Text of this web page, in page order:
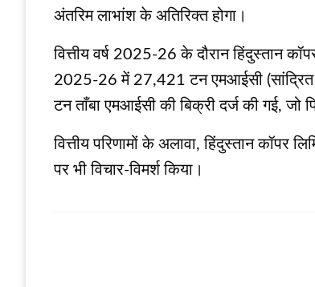
अंतरिम लाभांश के अतिरिक्त होगा।
वित्तीय वर्ष 2025-26 के दौरान हिंदुस्तान
2025-26 में 27,421 टन एमआईसी (सांद्रित
टन ताँबा एमआईसी की बिक्री दर्ज की गई, जो
वित्तीय परिणामों के अलावा, हिंदुस्तान कॉपर
पर भी विचार-विमर्श किया।